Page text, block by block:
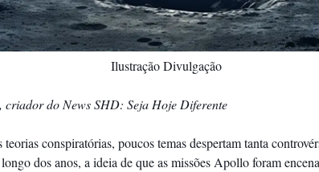
Ilustração Divulgação
criador do News SHD: Seja Hoje Diferente
conspiratórias, poucos temas despertam tanta
dos anos, a ideia de que as missões Apollo foram